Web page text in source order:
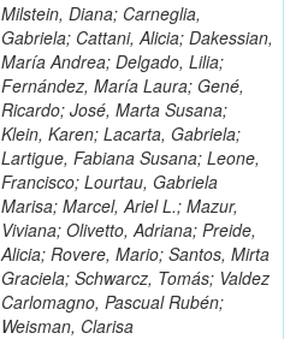
Milstein, Diana; Carneglia,
Gabriela; Cattani, Alicia; Dakessian,
María Andrea; Delgado, Lilia;
Fernández, María Laura; Gené,
Ricardo; José, Marta Susana;
Klein, Karen; Lacarta, Gabriela;
Lartigue, Fabiana Susana; Leone,
Francisco; Lourtau, Gabriela
Marisa; Marcel, Ariel L.; Mazur,
Viviana; Olivetto, Adriana; Preide,
Alicia; Rovere, Mario; Santos, Mirta
Graciela; Schwarcz, Tomás; Valdez
Carlomagno, Pascual Rubén;
Weisman, Clarisa